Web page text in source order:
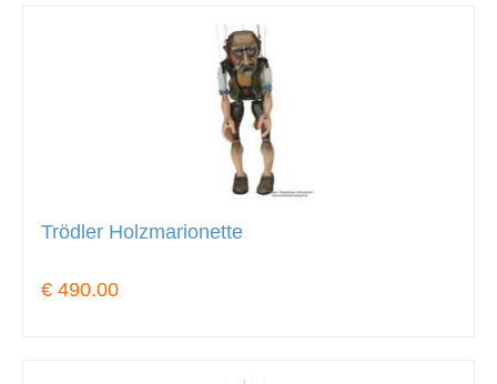
Trödler Holzmarionette
€ 490.00